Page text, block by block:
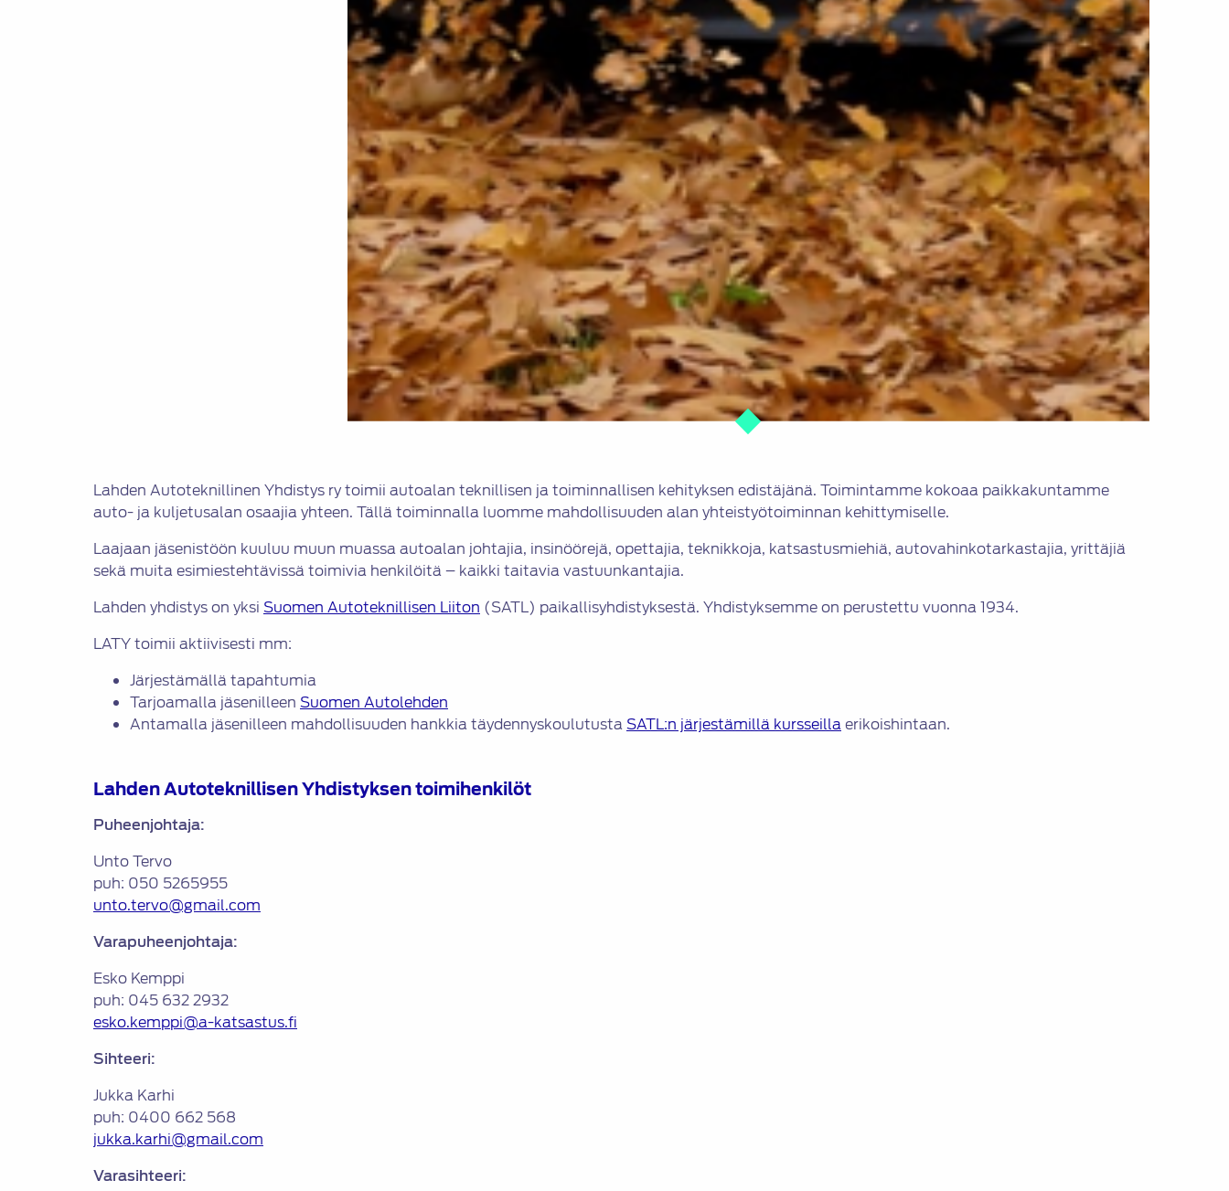
Lahden Autoteknillinen Yhdistys ry toimii autoalan teknillisen ja toiminnallisen kehityksen edistäjänä. Toimintamme kokoaa paikkakuntamme
auto- ja kuljetusalan osaajia yhteen. Tällä toiminnalla luomme mahdollisuuden alan yhteistyötoiminnan kehittymiselle.
Laajaan jäsenistöön kuuluu muun muassa autoalan johtajia, insinöörejä, opettajia, teknikkoja, katsastusmiehiä, autovahinkotarkastajia, yrittäjiä
sekä muita esimiestehtävissä toimivia henkilöitä – kaikki taitavia vastuunkantajia.
Lahden yhdistys on yksi Suomen Autoteknillisen Liiton (SATL) paikallisyhdistyksestä. Yhdistyksemme on perustettu vuonna 1934.
LATY toimii aktiivisesti mm:
Järjestämällä tapahtumia
Tarjoamalla jäsenilleen Suomen Autolehden
Antamalla jäsenilleen mahdollisuuden hankkia täydennyskoulutustaSATL:n järjestämillä kursseillaerikoishintaan.
Lahden Autoteknillisen Yhdistyksen toimihenkilöt
Puheenjohtaja:
Unto Tervo
puh: 050 5265955
unto.tervo@gmail.com
Varapuheenjohtaja:
Esko Kemppi
puh: 045 632 2932
esko.kemppi@a-katsastus.fi
Sihteeri:
Jukka Karhi
puh: 0400 662 568
jukka.karhi@gmail.com
Varasihteeri: